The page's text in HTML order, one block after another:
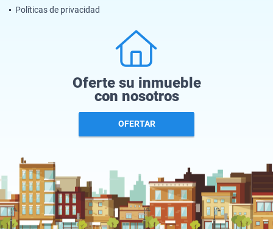
Políticas de privacidad
Oferte su inmueble
con nosotros
OFERTAR